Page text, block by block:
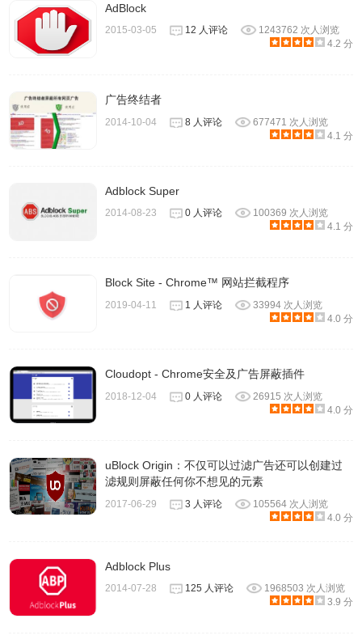
AdBlock
2015-03-05 12 人评论
1243762 次人浏览
4.2 分
广告终结者
2014-10-04 8 人评论
677471 次人浏览
4.1 分
Adblock Super
2014-08-23 0 人评论
100369 次人浏览
4.1 分
Block Site - Chrome™ 网站拦截程序
2019-04-11 1 人评论
33994 次人浏览
4.0 分
Cloudopt - Chrome安全及广告屏蔽插件
2018-12-04 0 人评论
26915 次人浏览
4.0 分
uBlock Origin：不仅可以过滤广告还可以创建过
滤规则屏蔽任何你不想见的元素
2017-06-29 3 人评论
105564 次人浏览
4.0 分
Adblock Plus
2014-07-28 125 人评论
1968503 次人浏览
3.9 分